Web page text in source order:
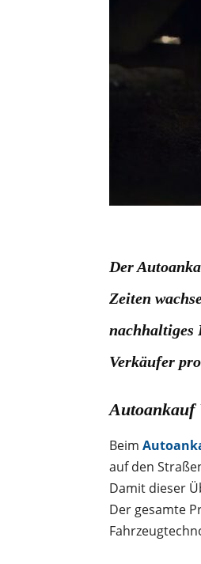
Der
Zeiten
nachhaltiges
Verkäufer
Autoankauf
Beim
auf den
Damit dieser
Der gesamte